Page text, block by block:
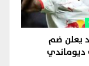
يعلن ضم
ديوماندي